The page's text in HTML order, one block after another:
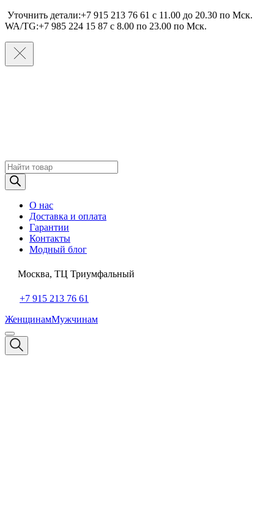
Уточнить детали:+7 915 213 76 61 c 11.00 до 20.30 по Мcк.
WA/TG:+7 985 224 15 87 c 8.00 по 23.00 по Мcк.
Поиск
товаров
О нас
Доставка и оплата
Гарантии
Контакты
Модный блог
Москва, ТЦ Триумфальный
+7 915 213 76 61
ЖенщинамМужчинам